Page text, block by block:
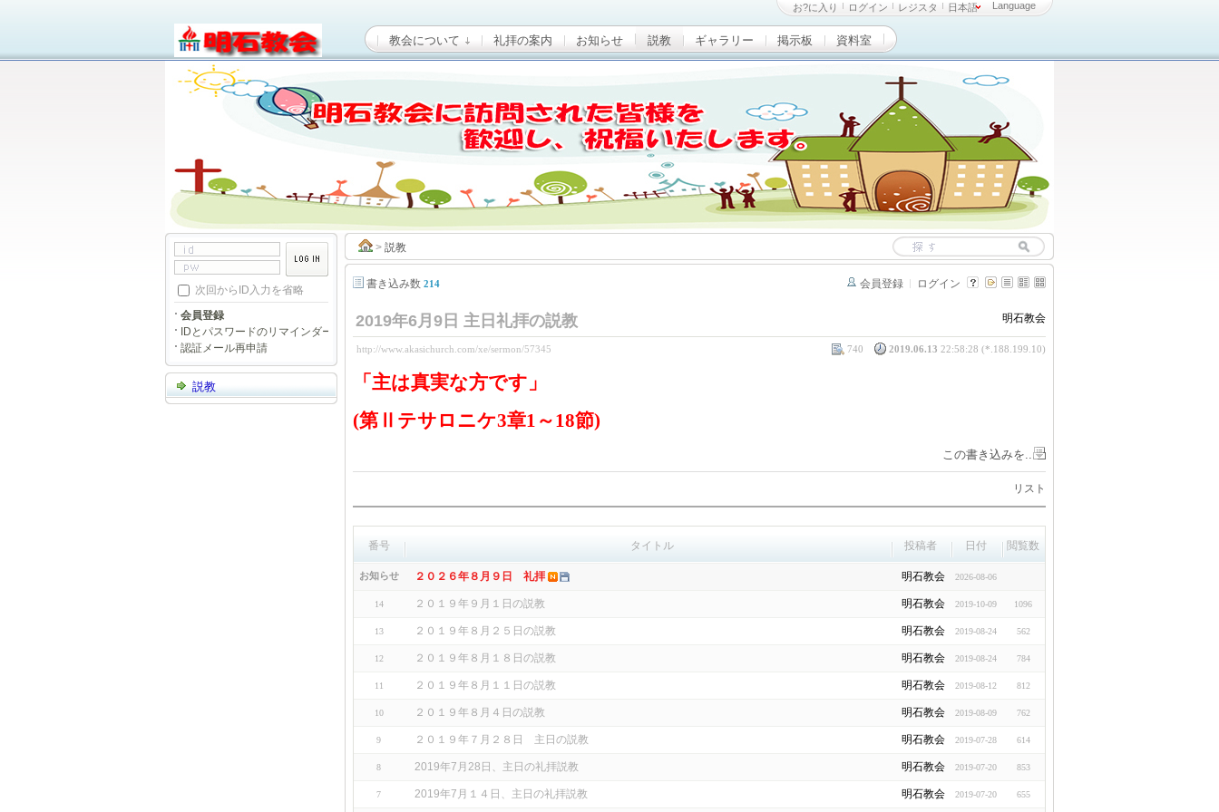
お?に入り ログイン レジスタ 日本語 Language
教会について 礼拝の案内 お知らせ 説教 ギャラリー 掲示板 資料室
次回からID入力を省略
会員登録
IDとパスワードのリマインダー
認証メール再申請
説教
> 説教
書き込み数 214 会員登録 ログイン
2019年6月9日 主日礼拝の説教 明石教会
http://www.akasichurch.com/xe/sermon/57345 2019.06.13 22:58:28 (*.188.199.10)
740
「 主は真実な方です 」
(第Ⅱテサロニケ3章1 ～18節)
この書き込みを..
リスト
番号 タイトル 投稿者 日付 閲覧数
お知らせ ２０２６年８月９日 礼拝 明石教会 2026-08-06
14 ２０１９年９月１日の説教 明石教会 2019-10-09 1096
13 ２０１９年８月２５日の説教 明石教会 2019-08-24 562
12 ２０１９年８月１８日の説教 明石教会 2019-08-24 784
11 ２０１９年８月１１日の説教 明石教会 2019-08-12 812
10 ２０１９年８月４日の説教 明石教会 2019-08-09 762
9 ２０１９年７月２８日 主日の説教 明石教会 2019-07-28 614
8 2019年7月28日、主日の礼拝説教 明石教会 2019-07-20 853
7 2019年7月１４日、主日の礼拝説教 明石教会 2019-07-20 655